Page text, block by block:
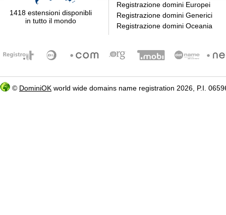
1418 estensioni disponibli
in tutto il mondo
Registrazione domini Europei
Registrazione domini Generici
Registrazione domini Oceania
© DominiOK world wide domains name registration 2026, P.I.